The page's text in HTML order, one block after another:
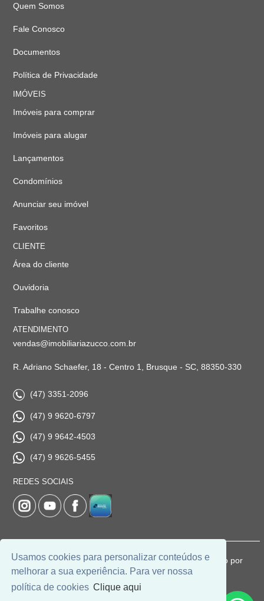
Usamos cookies para personalizar conteúdos e
melhorar a sua experiência. Para ver nossa
política de cookies Clique aqui
Quem Somos
Fale Conosco
Documentos
Política de Privacidade
IMÓVEIS
Imóveis para comprar
Imóveis para alugar
Lançamentos
Condomínios
Anunciar seu imóvel
Favoritos
CLIENTE
Área do cliente
Ouvidoria
Trabalhe conosco
ATENDIMENTO
vendas@imobiliariazucco.com.br
R. Adriano Schaefer, 18 - Centro 1, Brusque - SC, 88350-330
(47) 3351-2096
(47) 9 9620-6797
(47) 9 9642-4503
(47) 9 9626-5455
REDES SOCIAIS
© 2026 | Imobiliária Zucco | CRECI: 1037-J | Desenvolvido por
Universal Software.